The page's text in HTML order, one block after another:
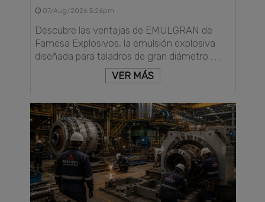
07/Aug/2026 5:26pm
Descubre las ventajas de EMULGRAN de
Famesa Explosivos, la emulsión explosiva
diseñada para taladros de gran diámetro . . .
VER MÁS